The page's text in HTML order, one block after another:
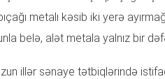
metalı kəsib iki yerə
belə, alət metala yalnız bir
illər sənaye tətbiqlərində